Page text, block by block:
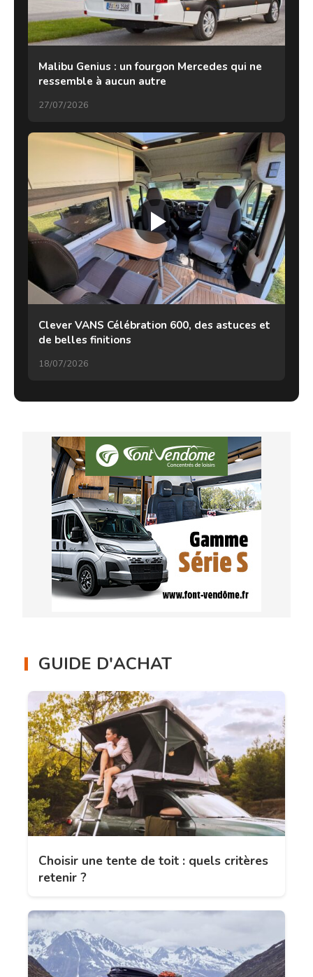
Malibu Genius : un fourgon Mercedes qui ne
ressemble à aucun autre
27/07/2026
Clever VANS Célébration 600, des astuces et
de belles finitions
18/07/2026
GUIDE D'ACHAT
Choisir une tente de toit : quels critères
retenir ?